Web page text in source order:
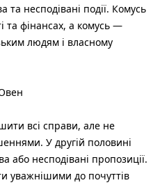
та несподівані події. Комусь
та фінансах, а комусь —
людям і власному
всі справи, але не
У другій половині
або несподівані пропозиції.
уважнішими до почуттів